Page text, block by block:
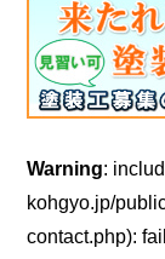
Warning:
kohgyo.jp/
contact.php):